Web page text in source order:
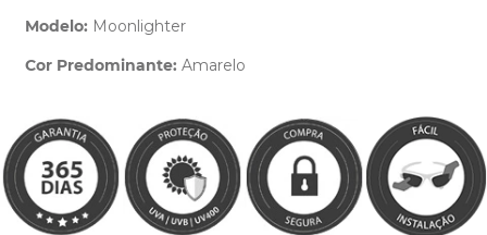
Modelo: Moonlighter
Cor Predominante: Amarelo